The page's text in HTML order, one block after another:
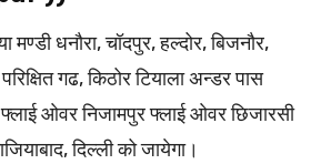
मण्डी धनौरा, चॉदपुर, हल्दोर, बिजनौर,
गढ, किठोर टियाला अन्डर पास
फ्लाई ओवर निजामपुर फ्लाई ओवर छिजारसी
दिल्ली को जायेगा।